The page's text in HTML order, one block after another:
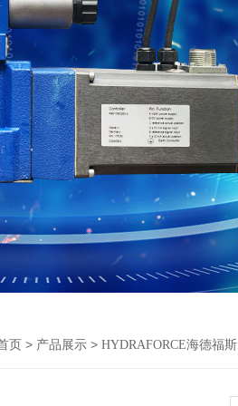
页 > 产品展示 > HYDRAFORCE海德福斯